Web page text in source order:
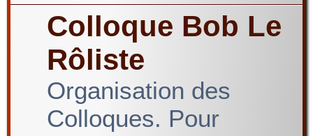
Colloque Bob Le
Rôliste
Organisation des
Colloques. Pour